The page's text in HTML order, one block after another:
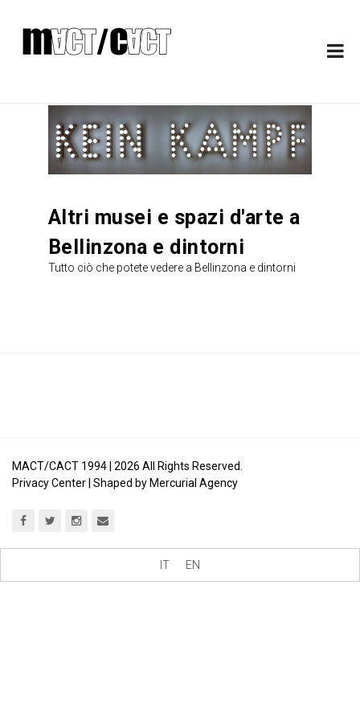
Altri musei e spazi d'arte a
Bellinzona e dintorni
Tutto ciò che potete vedere a Bellinzona e dintorni
MACT/CACT 1994 | 2026 All Rights Reserved.
Privacy Center| Shaped byMercurial Agency
IT EN